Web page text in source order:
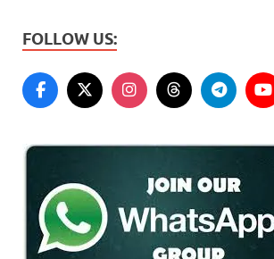
FOLLOW US: